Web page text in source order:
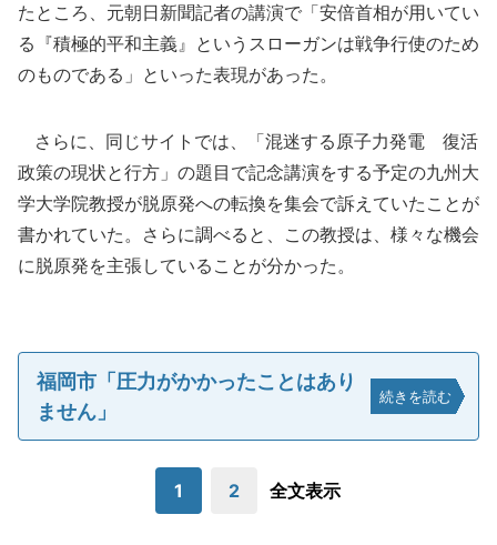
たところ、元朝日新聞記者の講演で「安倍首相が用いてい
る『積極的平和主義』というスローガンは戦争行使のため
のものである」といった表現があった。
さらに、同じサイトでは、「混迷する原子力発電 復活
政策の現状と行方」の題目で記念講演をする予定の九州大
学大学院教授が脱原発への転換を集会で訴えていたことが
書かれていた。さらに調べると、この教授は、様々な機会
に脱原発を主張していることが分かった。
福岡市「圧力がかかったことはあり
ません」
続きを読む
1 2 全文表示